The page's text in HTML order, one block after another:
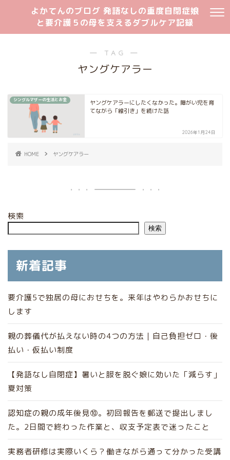
よかてんのブログ 発語なしの重度自閉症娘
と要介護５の母を支えるダブルケア記録
― TAG ―
ヤングケアラー
シングルマザーの生活とお金
ヤングケアラーにしたくなかった。障がい児を育
てながら「線引き」を続けた話
2026年1月24日
HOME ヤングケアラー
検索
検索
新着記事
要介護5で独居の母におせちを。来年はやわらかおせちに
します
親の葬儀代が払えない時の4つの方法｜自己負担ゼロ・後
払い・仮払い制度
【発語なし自閉症】暑いと服を脱ぐ娘に効いた「減らす」
夏対策
認知症の親の成年後見⑩。初回報告を郵送で提出しまし
た。2日間で終わった作業と、収支予定表で迷ったこと
実務者研修は実際いくら？働きながら通って分かった受講